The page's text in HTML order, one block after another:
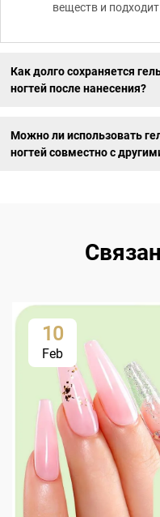
веществ и
Как долго сохраняется
ногтей после нанесения?
Можно ли использовать
ногтей совместно с
10
Feb